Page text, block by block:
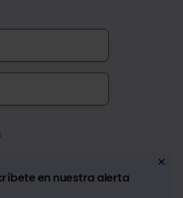
✕
en nuestra alerta